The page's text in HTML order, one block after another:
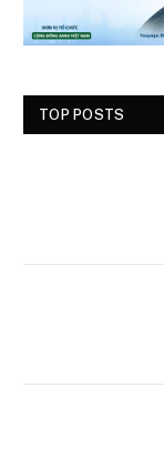
TOP POSTS